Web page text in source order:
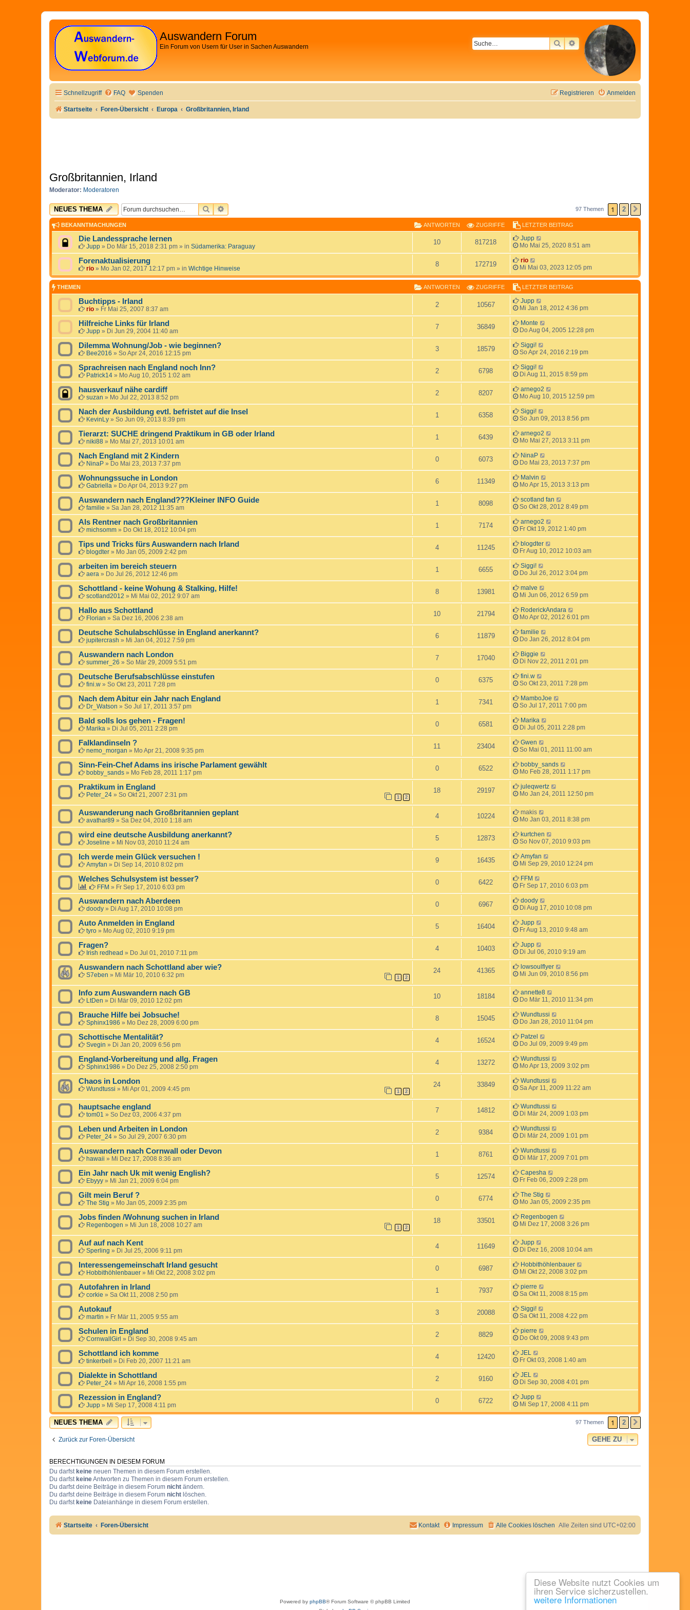
Diese Website nutzt Cookies um
ihren Service sicherzustellen.
weitere Informationen
Auswandern Forum
Ein Forum von Usern für User in Sachen Auswandern SUCHEERWEITERTE SUCHE
Schnellzugriff FAQ Spenden Anmelden
Registrieren
Startseite Foren-Übersicht Europa Großbritannien, Irland
Großbritannien, Irland
Moderator: Moderatoren
NEUES THEMA SUCHEERWEITERTE SUCHE 97 Themen 1 2
BEKANNTMACHUNGEN ANTWORTEN ZUGRIFFE LETZTER BEITRAG
Die Landessprache lernen
Jupp » Do Mär 15, 2018 2:31 pm » in Südamerika: Paraguay
10 817218
Jupp
Mo Mai 25, 2020 8:51 am
Forenaktualisierung
rio » Mo Jan 02, 2017 12:17 pm » in Wichtige Hinweise
8 172719
rio
Mi Mai 03, 2023 12:05 pm
THEMEN ANTWORTEN ZUGRIFFE LETZTER BEITRAG
Buchtipps - Irland
rio » Fr Mai 25, 2007 8:37 am
2 10567
Jupp
Mi Jan 18, 2012 4:36 pm
Hilfreiche Links für Irland
Jupp » Di Jun 29, 2004 11:40 am
7 36849
Monte
Do Aug 04, 2005 12:28 pm
Dilemma Wohnung/Job - wie beginnen?
Bee2016 » So Apr 24, 2016 12:15 pm
3 18579
Siggi!
So Apr 24, 2016 2:19 pm
Sprachreisen nach England noch Inn?
Patrick14 » Mo Aug 10, 2015 1:02 am
2 6798
Siggi!
Di Aug 11, 2015 8:59 pm
hausverkauf nähe cardiff
suzan » Mo Jul 22, 2013 8:52 pm
2 8207
arnego2
Mo Aug 10, 2015 12:59 pm
Nach der Ausbildung evtl. befristet auf die Insel
KevinLy » So Jun 09, 2013 8:39 pm
1 6358
Siggi!
So Jun 09, 2013 8:56 pm
Tierarzt: SUCHE dringend Praktikum in GB oder Irland
niki88 » Mo Mai 27, 2013 10:01 am
1 6439
arnego2
Mo Mai 27, 2013 3:11 pm
Nach England mit 2 Kindern
NinaP » Do Mai 23, 2013 7:37 pm
0 6073
NinaP
Do Mai 23, 2013 7:37 pm
Wohnungssuche in London
Gabriella » Do Apr 04, 2013 9:27 pm
6 11349
Malvin
Mo Apr 15, 2013 3:13 pm
Auswandern nach England???Kleiner INFO Guide
familie » Sa Jan 28, 2012 11:35 am
1 8098
scotland fan
So Okt 28, 2012 8:49 pm
Als Rentner nach Großbritannien
michsomm » Do Okt 18, 2012 10:04 pm
1 7174
arnego2
Fr Okt 19, 2012 1:40 pm
Tips und Tricks fürs Auswandern nach Irland
blogdter » Mo Jan 05, 2009 2:42 pm
4 11245
blogdter
Fr Aug 10, 2012 10:03 am
arbeiten im bereich steuern
aera » Do Jul 26, 2012 12:46 pm
1 6655
Siggi!
Do Jul 26, 2012 3:04 pm
Schottland - keine Wohung & Stalking, Hilfe!
scotland2012 » Mi Mai 02, 2012 9:07 am
8 13981
malve
Mi Jun 06, 2012 6:59 pm
Hallo aus Schottland
Florian » Sa Dez 16, 2006 2:38 am
10 21794
RoderickAndara
Mo Apr 02, 2012 6:01 pm
Deutsche Schulabschlüsse in England anerkannt?
jupitercrash » Mi Jan 04, 2012 7:59 pm
6 11879
familie
Do Jan 26, 2012 8:04 pm
Auswandern nach London
summer_26 » So Mär 29, 2009 5:51 pm
7 17040
Biggie
Di Nov 22, 2011 2:01 pm
Deutsche Berufsabschlüsse einstufen
fini.w » So Okt 23, 2011 7:28 pm
0 6375
fini.w
So Okt 23, 2011 7:28 pm
Nach dem Abitur ein Jahr nach England
Dr_Watson » So Jul 17, 2011 3:57 pm
1 7341
MamboJoe
So Jul 17, 2011 7:00 pm
Bald solls los gehen - Fragen!
Marika » Di Jul 05, 2011 2:28 pm
0 6581
Marika
Di Jul 05, 2011 2:28 pm
Falklandinseln ?
nemo_morgan » Mo Apr 21, 2008 9:35 pm
11 23404
Gwen
So Mai 01, 2011 11:00 am
Sinn-Fein-Chef Adams ins irische Parlament gewählt
bobby_sands » Mo Feb 28, 2011 1:17 pm
0 6522
bobby_sands
Mo Feb 28, 2011 1:17 pm
Praktikum in England
Peter_24 » So Okt 21, 2007 2:31 pm 1 2
18 29197
juleqwertz
Mo Jan 24, 2011 12:50 pm
Auswanderung nach Großbritannien geplant
avathar89 » Sa Dez 04, 2010 1:18 am
4 10224
makis
Mo Jan 03, 2011 8:38 pm
wird eine deutsche Ausbildung anerkannt?
Joseline » Mi Nov 03, 2010 11:24 am
5 12873
kurtchen
So Nov 07, 2010 9:03 pm
Ich werde mein Glück versuchen !
Amyfan » Di Sep 14, 2010 8:02 pm
9 16435
Amyfan
Mi Sep 29, 2010 12:24 pm
Welches Schulsystem ist besser?
FFM » Fr Sep 17, 2010 6:03 pm
0 6422
FFM
Fr Sep 17, 2010 6:03 pm
Auswandern nach Aberdeen
doody » Di Aug 17, 2010 10:08 pm
0 6967
doody
Di Aug 17, 2010 10:08 pm
Auto Anmelden in England
tyro » Mo Aug 02, 2010 9:19 pm
5 16404
Jupp
Fr Aug 13, 2010 9:48 am
Fragen?
Irish redhead » Do Jul 01, 2010 7:11 pm
4 10403
Jupp
Di Jul 06, 2010 9:19 am
Auswandern nach Schottland aber wie?
S7eben » Mi Mär 10, 2010 6:32 pm 1 2
24 41365
lowsoulflyer
Mi Jun 09, 2010 8:56 pm
Info zum Auswandern nach GB
LtDen » Di Mär 09, 2010 12:02 pm
10 18184
annette8
Do Mär 11, 2010 11:34 pm
Brauche Hilfe bei Jobsuche!
Sphinx1986 » Mo Dez 28, 2009 6:00 pm
8 15045
Wundtussi
Do Jan 28, 2010 11:04 pm
Schottische Mentalität?
Svegin » Di Jan 20, 2009 6:56 pm
4 16524
Patzel
Do Jul 09, 2009 9:49 pm
England-Vorbereitung und allg. Fragen
Sphinx1986 » Do Dez 25, 2008 2:50 pm
4 13272
Wundtussi
Mo Apr 13, 2009 3:02 pm
Chaos in London
Wundtussi » Mi Apr 01, 2009 4:45 pm 1 2
24 33849
Wundtussi
Sa Apr 11, 2009 11:22 am
hauptsache england
tom01 » So Dez 03, 2006 4:37 pm
7 14812
Wundtussi
Di Mär 24, 2009 1:03 pm
Leben und Arbeiten in London
Peter_24 » So Jul 29, 2007 6:30 pm
2 9384
Wundtussi
Di Mär 24, 2009 1:01 pm
Auswandern nach Cornwall oder Devon
hawaii » Mi Dez 17, 2008 8:36 am
1 8761
Wundtussi
Di Mär 17, 2009 7:01 pm
Ein Jahr nach Uk mit wenig English?
Ebyyy » Mi Jan 21, 2009 6:04 pm
5 12574
Capesha
Fr Feb 06, 2009 2:28 pm
Gilt mein Beruf ?
The Stig » Mo Jan 05, 2009 2:35 pm
0 6774
The Stig
Mo Jan 05, 2009 2:35 pm
Jobs finden /Wohnung suchen in Irland
Regenbogen » Mi Jun 18, 2008 10:27 am 1 2
18 33501
Regenbogen
Mi Dez 17, 2008 3:26 pm
Auf auf nach Kent
Sperling » Di Jul 25, 2006 9:11 pm
4 11649
Jupp
Di Dez 16, 2008 10:04 am
Interessengemeinschaft Irland gesucht
Hobbithöhlenbauer » Mi Okt 22, 2008 3:02 pm
0 6987
Hobbithöhlenbauer
Mi Okt 22, 2008 3:02 pm
Autofahren in Irland
corkie » Sa Okt 11, 2008 2:50 pm
1 7937
pierre
Sa Okt 11, 2008 8:15 pm
Autokauf
martin » Fr Mär 11, 2005 9:55 am
3 20088
Siggi!
Sa Okt 11, 2008 4:22 pm
Schulen in England
CornwallGirl » Di Sep 30, 2008 9:45 am
2 8829
pierre
Do Okt 09, 2008 9:43 pm
Schottland ich komme
tinkerbell » Di Feb 20, 2007 11:21 am
4 12420
JEL
Fr Okt 03, 2008 1:40 am
Dialekte in Schottland
Peter_24 » Mi Apr 16, 2008 1:55 pm
2 9160
JEL
Di Sep 30, 2008 4:01 pm
Rezession in England?
Jupp » Mi Sep 17, 2008 4:11 pm
0 6722
Jupp
Mi Sep 17, 2008 4:11 pm
NEUES THEMA 97 Themen 1 2
Zurück zur Foren-Übersicht GEHE ZU
BERECHTIGUNGEN IN DIESEM FORUM
Du darfstkeine neuen Themen in diesem Forum erstellen.
Du darfstkeineAntworten zu Themen in diesem Forum erstellen.
Du darfst deine Beiträge in diesem Forum nicht ändern.
Du darfst deine Beiträge in diesem Forum nicht löschen.
Du darfstkeine Dateianhänge in diesem Forum erstellen.
Startseite Foren-Übersicht Alle Zeiten sind UTC+02:00
Alle Cookies löschen
Impressum
Kontakt
Powered by phpBB® Forum Software © phpBB Limited